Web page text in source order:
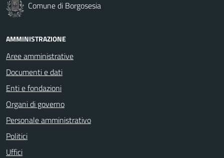
Comune di Borgosesia
AMMINISTRAZIONE
Aree amministrative
Documenti e dati
Enti e fondazioni
Organi di governo
Personale amministrativo
Politici
Uffici